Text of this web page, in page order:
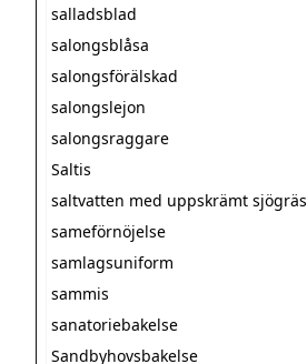
salladsblad
salongsblåsa
salongsförälskad
salongslejon
salongsraggare
Saltis
saltvatten med uppskrämt sjögräs
sameförnöjelse
samlagsuniform
sammis
sanatoriebakelse
Sandbyhovsbakelse